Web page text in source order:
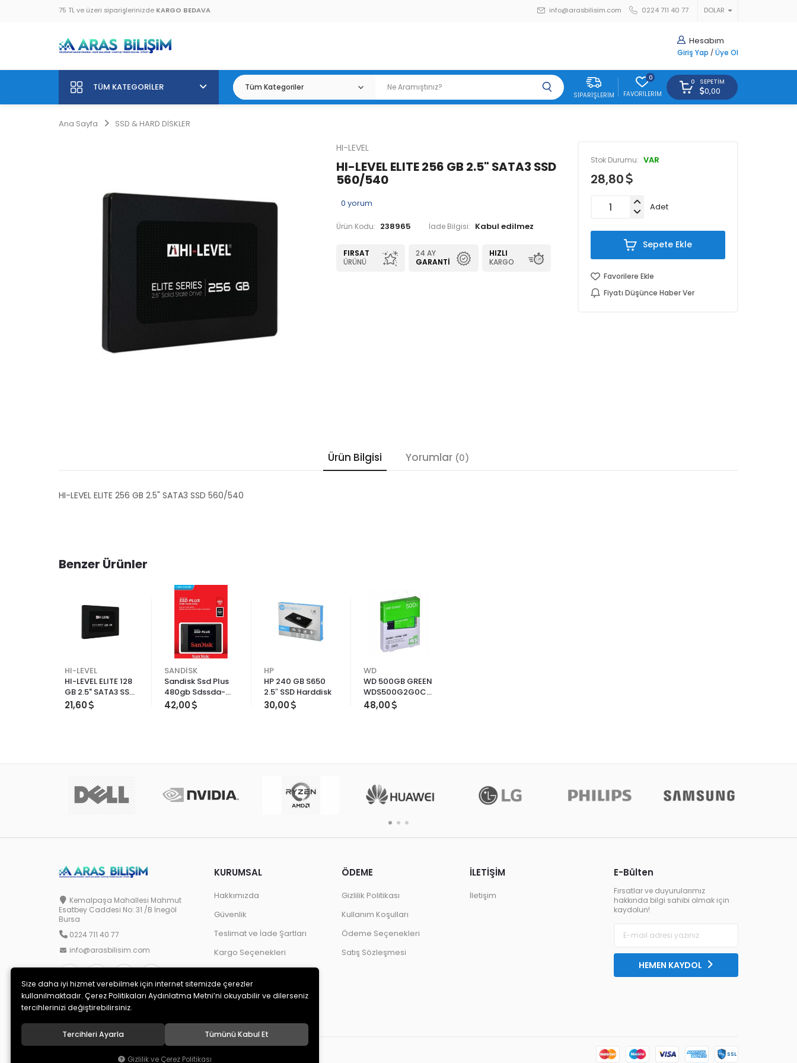
75 TL ve üzeri siparişlerinizde KARGO BEDAVA DOLAR
info@arasbilisim.com 0224 711 40 77
Hesabım
Giriş Yap / Üye Ol
TÜM KATEGORILER
SIPARIŞLERIM
0
FAVORILERIM
0 SEPETIM
0,00
Ana Sayfa SSD & HARD DİSKLER
HI-LEVEL
HI-LEVEL ELITE 256 GB 2.5" SATA3 SSD
560/540
0 yorum
Ürün Kodu: 238965 İade Bilgisi:
FIRSAT
ÜRÜNÜ
24 AY
GARANTI
HIZLI
KARGO
Stok Durumu: VAR
28,80
Adet
Sepete Ekle
Favorilere Ekle
Fiyatı Düşünce Haber Ver
Ürün Bilgisi Yorumlar (0)
HI-LEVEL ELITE 256 GB 2.5" SATA3 SSD 560/540
Benzer Ürünler
HI-LEVEL
HI-LEVEL ELITE 128
GB 2.5" SATA3 SSD
560/540
21,60
SANDİSK
Sandisk Ssd Plus
480gb Sdssda-
480g-g26
42,00
HP
HP 240 GB S650
2.5″ SSD Harddisk
30,00
WD
WD 500GB GREEN
WDS500G2G0C
2400-1500MB/s
48,00
Kemalpaşa Mahallesi Mahmut
Esatbey Caddesi No: 31 /B İnegöl
Bursa
0224 711 40 77
info@arasbilisim.com
E-Bülten
Fırsatlar ve duyurularımız
hakkında bilgi sahibi olmak için
kaydolun!
HEMEN KAYDOL
KURUMSAL
Hakkımızda
Güvenlik
Teslimat ve İade Şartları
Kargo Seçenekleri
ÖDEME
Gizlilik Politikası
Kullanım Koşulları
Ödeme Seçenekleri
Satış Sözleşmesi
İLETİŞİM
İletişim
Aras Bilişim
Size daha iyi hizmet verebilmek için internet sitemizde çerezler
kullanılmaktadır. Çerez Politikaları Aydınlatma Metni’ni okuyabilir ve dilerseniz
tercihlerinizi değiştirebilirsiniz.
Tercihleri Ayarla Tümünü Kabul Et
Gizlilik ve Çerez Politikası